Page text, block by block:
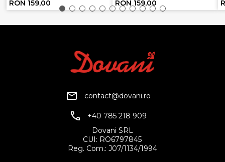
RON 159,00 RON 159,00
contact@dovani.ro
+40 785 218 909
Dovani SRL
CUI: RO6797845
Reg. Com.: J07/1134/1994